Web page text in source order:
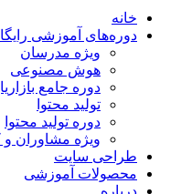
خانه
دوره‌های آموزشی
ویژه مدرسان
هوش مصنوعی
دوره جامع
تولید محتوا
دوره تولید محتوا
ویژه مشاوران و
طراحی سایت
محصولات آموزشی
درباره